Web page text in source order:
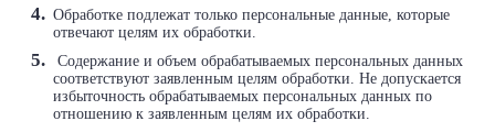
Обработке подлежат только персональные данные, которые
отвечают целям их обработки.
Содержание и объем обрабатываемых персональных данных
соответствуют заявленным целям обработки. Не допускается
избыточность обрабатываемых персональных данных по
отношению к заявленным целям их обработки.